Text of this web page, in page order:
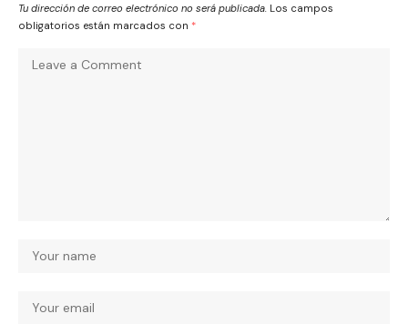
Tu dirección de correo electrónico no será publicada. Los campos
obligatorios están marcados con *